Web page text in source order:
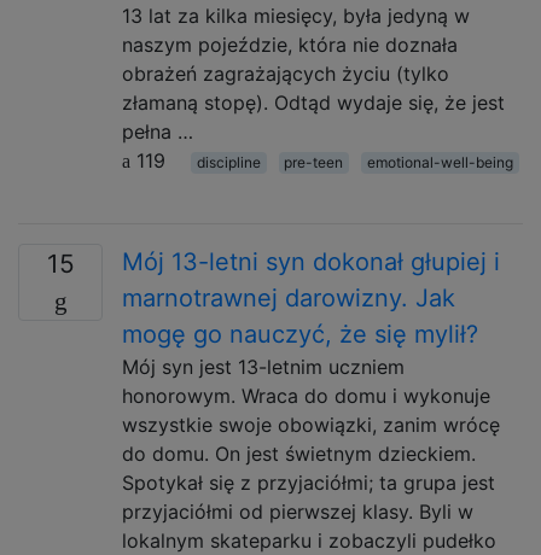
13 lat za kilka miesięcy, była jedyną w
naszym pojeździe, która nie doznała
obrażeń zagrażających życiu (tylko
złamaną stopę). Odtąd wydaje się, że jest
pełna …
119
discipline pre-teen emotional-well-being
15
Mój 13-letni syn dokonał głupiej i
marnotrawnej darowizny. Jak
mogę go nauczyć, że się mylił?
Mój syn jest 13-letnim uczniem
honorowym. Wraca do domu i wykonuje
wszystkie swoje obowiązki, zanim wrócę
do domu. On jest świetnym dzieckiem.
Spotykał się z przyjaciółmi; ta grupa jest
przyjaciółmi od pierwszej klasy. Byli w
lokalnym skateparku i zobaczyli pudełko